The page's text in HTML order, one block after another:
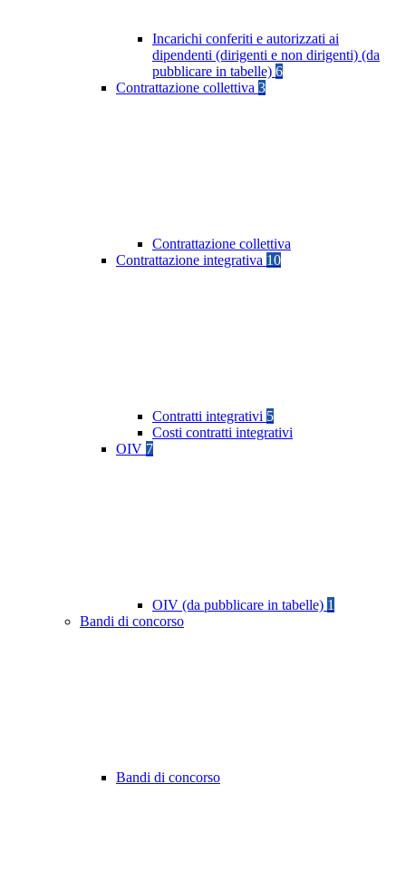
Incarichi conferiti e autorizzati ai
dipendenti (dirigenti e non dirigenti) (da
pubblicare in tabelle) 6
Contrattazione collettiva 3
Contrattazione collettiva
Contrattazione integrativa 10
Contratti integrativi 5
Costi contratti integrativi
OIV 7
OIV (da pubblicare in tabelle) 1
Bandi di concorso
Bandi di concorso